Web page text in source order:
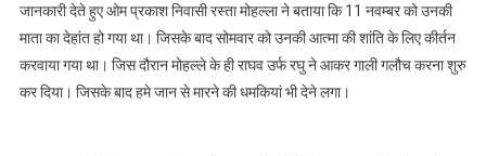
भावनाओं को ठेस
पहुंचाने का
मामला दर्ज
जानकारी देते हुए ओम प्रकाश निवासी रस्ता मोहल्ला ने बताया कि 11 नवम्बर को उनकी
माता का देहांत हो गया था। जिसके बाद सोमवार को उनकी आत्मा की शांति के लिए कीर्तन
करवाया गया था। जिस दौरान मोहल्ले के ही राघव उर्फ रघु ने आकर गाली गलौच करना शुरु
कर दिया। जिसके बाद हमे जान से मारने की धमकियां भी देने लगा।